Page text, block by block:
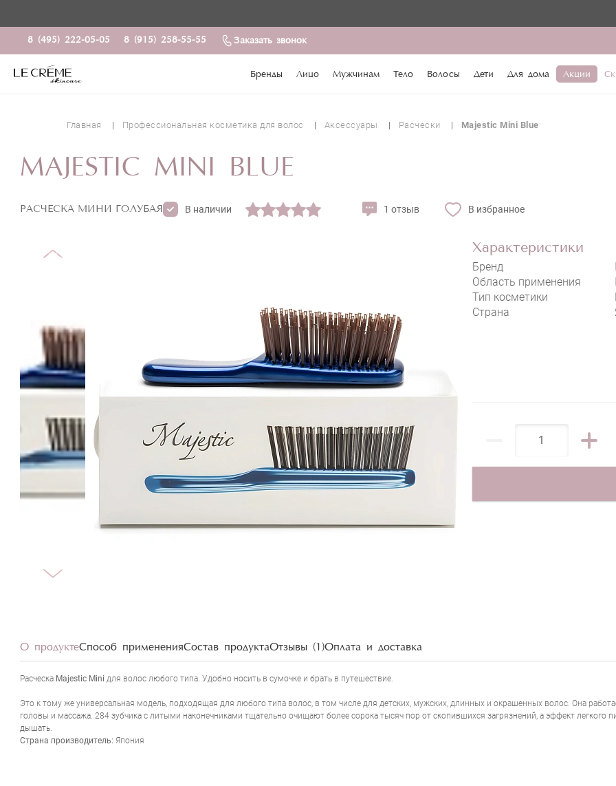
8 (495) 222-05-05 8 (915) 258-55-55 Заказать звонок
Бренды Лицо Мужчинам Тело Волосы Дети Для дома Акции
Главная Профессиональная косметика для волос Аксессуары Расчески Majestic Mini Blue
MAJESTIC MINI BLUE
РАСЧЕСКА МИНИ ГОЛУБАЯ В наличии 1 отзыв В избранное
Характеристики
Бренд
Область применения
Тип косметики
Страна
О продуктеСпособ примененияСостав продуктаОтзывы (1)Оплата и доставка
Расческа Majestic Mini для волос любого типа. Удобно носить в сумочке и брать в путешествие.
Это к тому же универсальная модель, подходящая для любого типа волос, в том числе для детских, мужских, длинных и окрашенных волос. Она
головы и массажа. 284 зубчика с литыми наконечниками тщательно очищают более сорока тысяч пор от скопившихся загрязнений, а эффект легкого
дышать.
Cтрана производитель: Япония